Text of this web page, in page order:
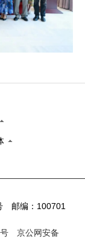
邮编：100701
京公网安备